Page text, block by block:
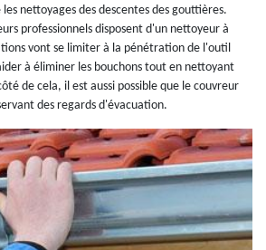
nettoyages des descentes des gouttières.
professionnels disposent d'un nettoyeur à
vont se limiter à la pénétration de l'outil
à éliminer les bouchons tout en nettoyant
de cela, il est aussi possible que le couvreur
des regards d'évacuation.